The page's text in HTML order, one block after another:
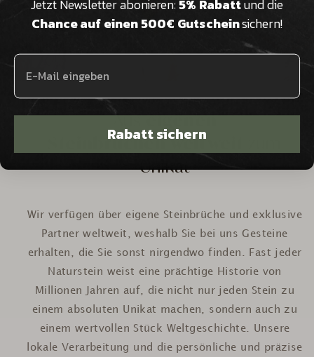
Auseigenen
Steinbrüchen weltweit
Unikat
Wir verfügen über eigene Steinbrüche und exklusive
Partner weltweit, weshalb Sie bei uns Gesteine
erhalten, die Sie sonst nirgendwo finden. Fast jeder
Naturstein weist eine prächtige Historie von
Millionen Jahren auf, die nicht nur jeden Stein zu
einem absoluten Unikat machen, sondern auch zu
einem wertvollen Stück Weltgeschichte. Unsere
lokale Verarbeitung und die persönliche und präzise
Jetzt Newsletter abonieren:5% Rabattund die
Chance auf einen 500€ Gutscheinsichern!
Rabatt sichern